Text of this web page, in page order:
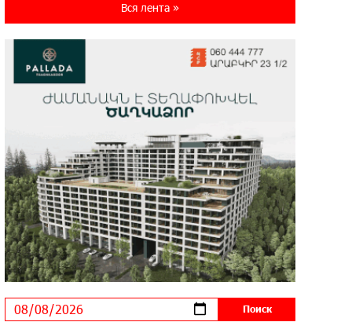
14:56:01 5-08-2026
круглосуточный мониторинг дикой
природы в Гнишике с помощью солнечной энергии
22:41:05 3-08-2026
стартапами на Seaside Startup
Summit
10:12:55 3-08-2026
В мобильном приложении Юнибанка
теперь можно зарегистрироваться
также с помощью imID
«Бесплатные бонусы в играх»:
IDBank предупреждает о
Вся лента »